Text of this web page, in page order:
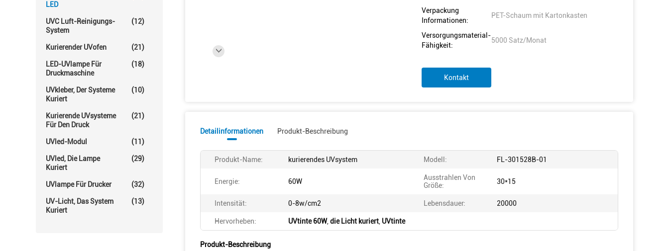
LED
UVC Luft-Reinigungs-
System
(12)
Kurierender UVofen (21)
LED-UVlampe Für
Druckmaschine
(18)
UVkleber, Der Systeme
Kuriert
(10)
Kurierende UVsysteme
Für Den Druck
(21)
UVled-Modul (11)
UVled, Die Lampe
Kuriert
(29)
UVlampe Für Drucker (32)
UV-Licht, Das System
Kuriert
(13)
Verpackung
Informationen:
PET-Schaum mit Kartonkasten
Versorgungsmaterial-
Fähigkeit:
5000 Satz/Monat
Kontakt
Detailinformationen Produkt-Beschreibung
Produkt-Name: kurierendes UVsystem Modell: FL-301528B-01
Energie: 60W
Ausstrahlen Von
Größe:
30*15
Intensität: 0-8w/cm2 Lebensdauer: 20000
Hervorheben: UVtinte 60W, die Licht kuriert UVtinte
Produkt-Beschreibung